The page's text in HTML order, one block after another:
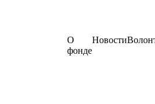
О
фонде
Новости